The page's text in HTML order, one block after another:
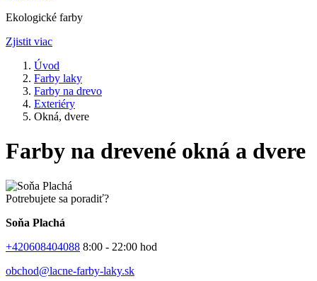
Ekologické farby
Zjistit viac
Úvod
Farby laky
Farby na drevo
Exteriéry
Okná, dvere
Farby na drevené okná a dvere
Potrebujete sa poradiť?
Soňa Plachá
+420608404088 8:00 - 22:00 hod
obchod@lacne-farby-laky.sk